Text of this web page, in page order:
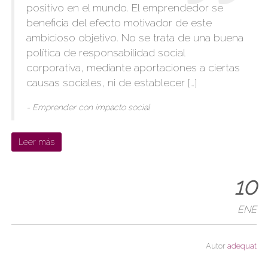
positivo en el mundo. El emprendedor se
beneficia del efecto motivador de este
ambicioso objetivo. No se trata de una buena
política de responsabilidad social
corporativa, mediante aportaciones a ciertas
causas sociales, ni de establecer […]
- Emprender con impacto social
Leer más
10
ENE
Autor adequat